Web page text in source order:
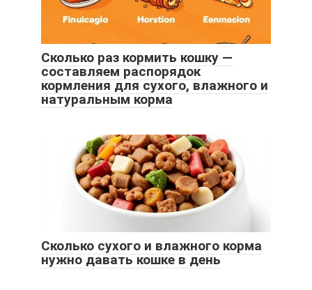
Сколько раз кормить кошку —
составляем распорядок
кормления для сухого, влажного и
натуральным корма
Сколько сухого и влажного корма
нужно давать кошке в день